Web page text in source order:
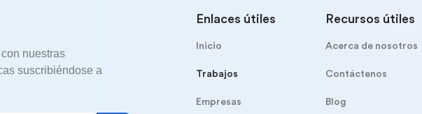
nuestras
suscribiéndose a
Enlaces útiles
Inicio
Trabajos
Empresas
Recursos útiles
Acerca de nosotros
Contáctenos
Blog